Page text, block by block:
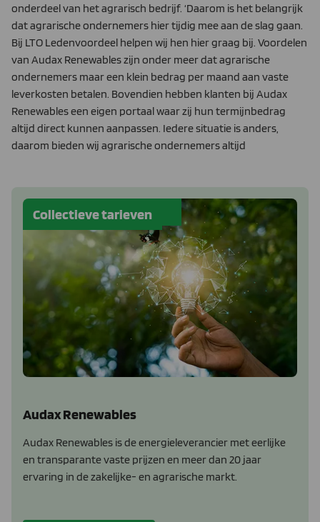
onderdeel van het agrarisch bedrijf. ‘Daarom is het belangrijk
dat agrarische ondernemers hier tijdig mee aan de slag gaan.
Bij LTO Ledenvoordeel helpen wij hen hier graag bij. Voordelen
van Audax Renewables zijn onder meer dat agrarische
ondernemers maar een klein bedrag per maand aan vaste
leverkosten betalen. Bovendien hebben klanten bij Audax
Renewables een eigen portaal waar zij hun termijnbedrag
altijd direct kunnen aanpassen. Iedere situatie is anders,
daarom bieden wij agrarische ondernemers altijd
Collectieve tarieven
Audax Renewables
Audax Renewables is de energieleverancier met eerlijke
en transparante vaste prijzen en meer dan 20 jaar
ervaring in de zakelijke- en agrarische markt.